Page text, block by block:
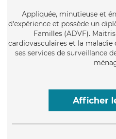
Appliquée, minutieuse et
d'expérience et possède un
Familles (ADVF).
cardiovasculaires et la
ses services de surveillance
Afficher